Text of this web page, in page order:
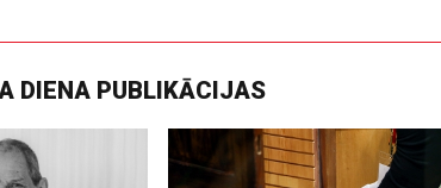
DIENA PUBLIKĀCIJAS